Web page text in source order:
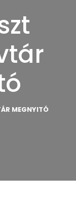
MEGNYITÓ